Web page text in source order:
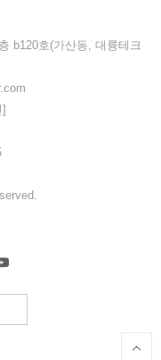
b120호(가산동, 대륭테크
]